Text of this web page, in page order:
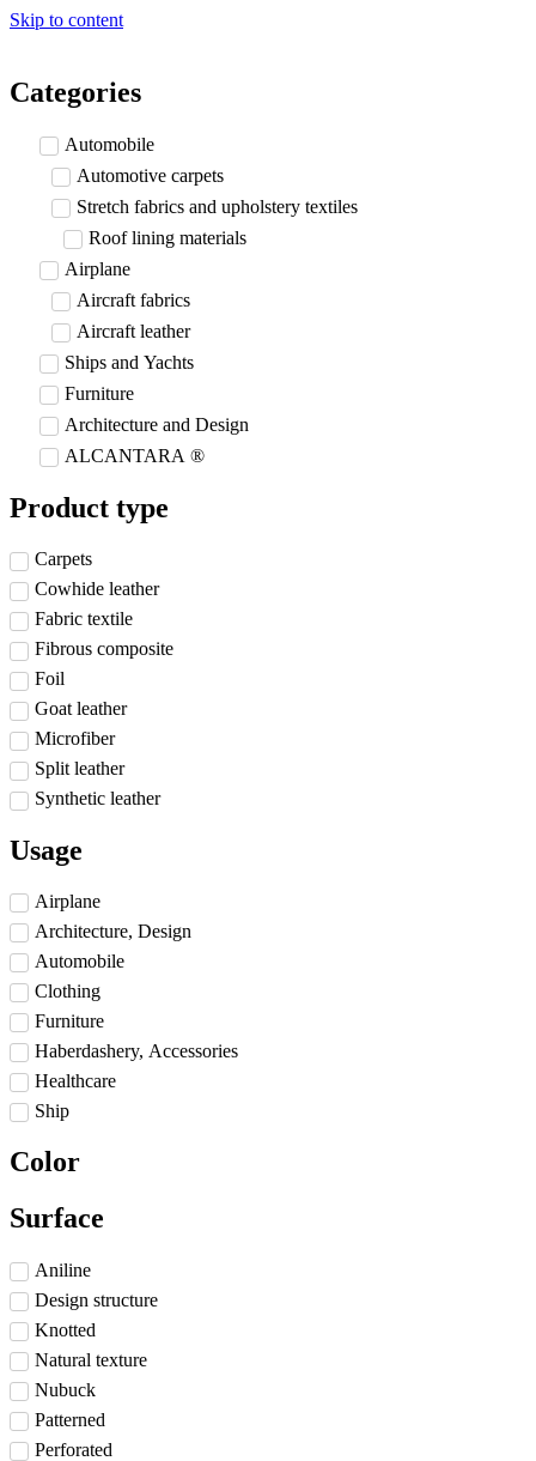
Skip to content
Categories
Automobile
Automotive carpets
Stretch fabrics and upholstery textiles
Roof lining materials
Airplane
Aircraft fabrics
Aircraft leather
Ships and Yachts
Furniture
Architecture and Design
ALCANTARA ®
Product type
Carpets
Cowhide leather
Fabric textile
Fibrous composite
Foil
Goat leather
Microfiber
Split leather
Synthetic leather
Usage
Airplane
Architecture, Design
Automobile
Clothing
Furniture
Haberdashery, Accessories
Healthcare
Ship
Color
Surface
Aniline
Design structure
Knotted
Natural texture
Nubuck
Patterned
Perforated